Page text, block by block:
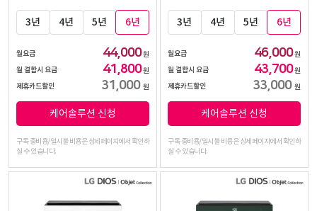
3년 4년 5년 6년
월요금 44,000원
월 결합시 요금
41,800원
제휴카드할인
31,000 원
케어솔루션 신청
구독 총비용/일시불 비용은 상세페이지에서 확인하
실 수 있습니다.
3년 4년 5년 6년
월요금 46,000원
월 결합시 요금
43,700원
제휴카드할인
33,000 원
케어솔루션 신청
구독 총비용/일시불 비용은 상세페이지에서 확인하
실 수 있습니다.